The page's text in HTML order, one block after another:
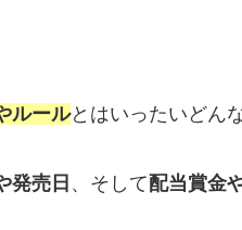
ルールとはいったいどん
発売日 、そして配当賞金